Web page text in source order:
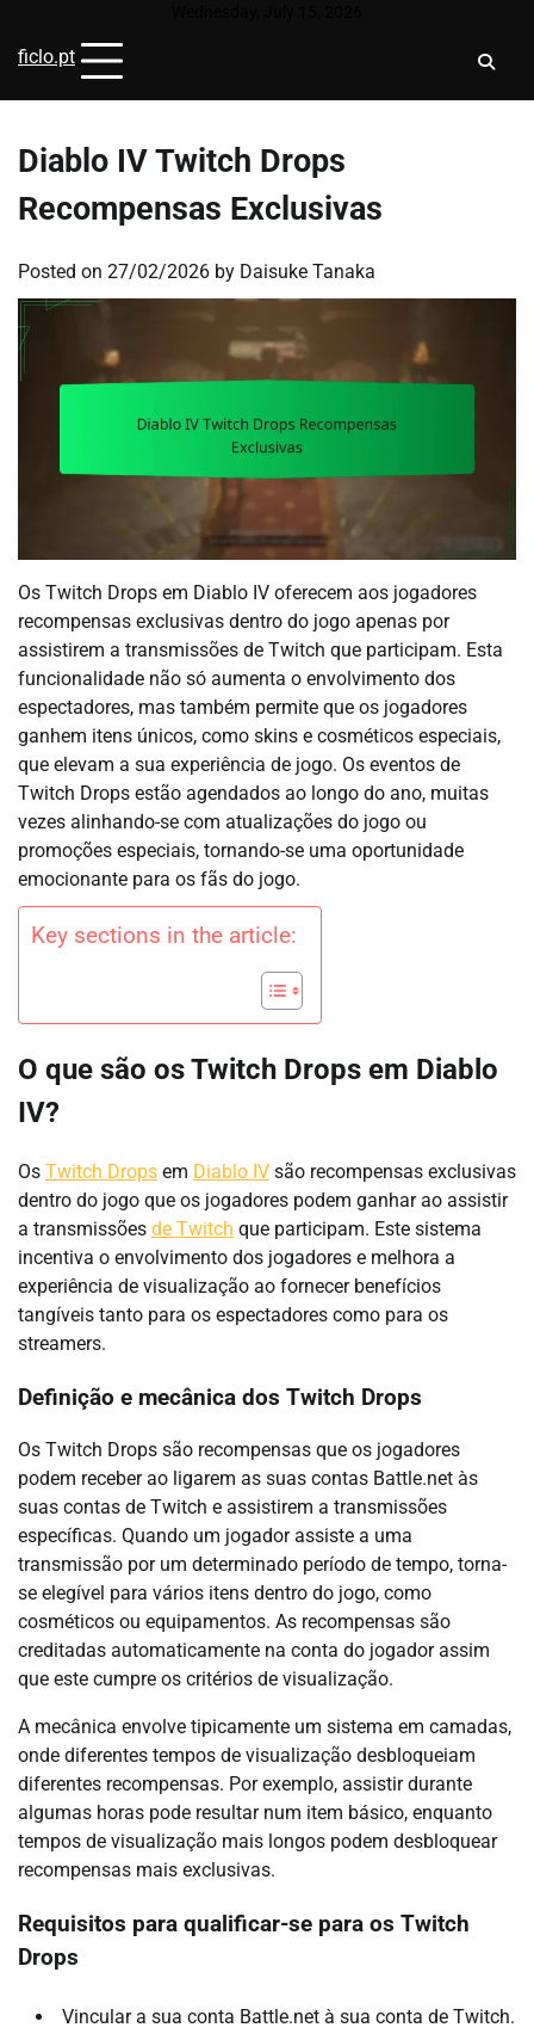
content
ficlo.pt
Diablo IV Twitch Drops
Recompensas Exclusivas
Posted on 27/02/2026 by Daisuke Tanaka
Os Twitch Drops em Diablo IV oferecem aos jogadores
recompensas exclusivas dentro do jogo apenas por
assistirem a transmissões de Twitch que participam. Esta
funcionalidade não só aumenta o envolvimento dos
espectadores, mas também permite que os jogadores
ganhem itens únicos, como skins e cosméticos especiais,
que elevam a sua experiência de jogo. Os eventos de
Twitch Drops estão agendados ao longo do ano, muitas
vezes alinhando-se com atualizações do jogo ou
promoções especiais, tornando-se uma oportunidade
emocionante para os fãs do jogo.
Key sections in the article:
O que são os Twitch Drops em Diablo
IV?
Os Twitch Drops em Diablo IV são recompensas exclusivas
dentro do jogo que os jogadores podem ganhar ao assistir
a transmissões de Twitch que participam. Este sistema
incentiva o envolvimento dos jogadores e melhora a
experiência de visualização ao fornecer benefícios
tangíveis tanto para os espectadores como para os
streamers.
Definição e mecânica dos Twitch Drops
Os Twitch Drops são recompensas que os jogadores
podem receber ao ligarem as suas contas Battle.net às
suas contas de Twitch e assistirem a transmissões
específicas. Quando um jogador assiste a uma
transmissão por um determinado período de tempo, torna-
se elegível para vários itens dentro do jogo, como
cosméticos ou equipamentos. As recompensas são
creditadas automaticamente na conta do jogador assim
que este cumpre os critérios de visualização.
A mecânica envolve tipicamente um sistema em camadas,
onde diferentes tempos de visualização desbloqueiam
diferentes recompensas. Por exemplo, assistir durante
algumas horas pode resultar num item básico, enquanto
tempos de visualização mais longos podem desbloquear
recompensas mais exclusivas.
Requisitos para qualificar-se para os Twitch
Drops
Vincular a sua conta Battle.net à sua conta de Twitch.